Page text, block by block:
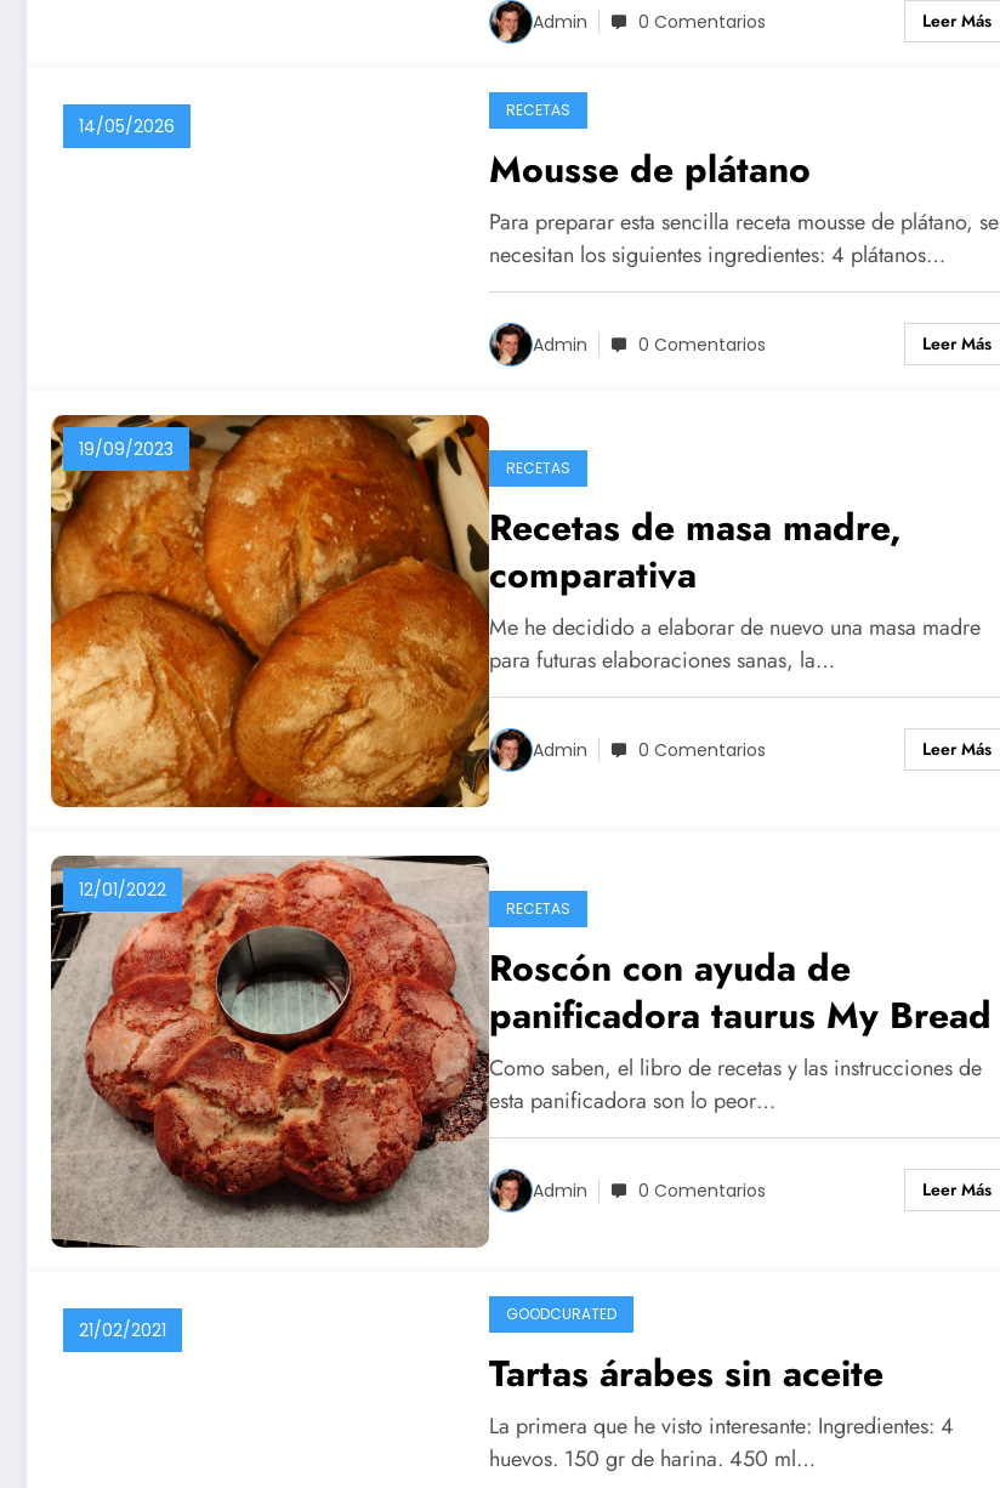
Admin 0 Comentarios Leer Más
14/05/2026
RECETAS
Mousse de plátano
Para preparar esta sencilla receta mousse de plátano, se
necesitan los siguientes ingredientes: 4 plátanos…
Admin 0 Comentarios Leer Más
19/09/2023
RECETAS
Recetas de masa madre,
comparativa
Me he decidido a elaborar de nuevo una masa madre
para futuras elaboraciones sanas, la…
Admin 0 Comentarios Leer Más
12/01/2022
RECETAS
Roscón con ayuda de
panificadora taurus My Bread
Como saben, el libro de recetas y las instrucciones de
esta panificadora son lo peor…
Admin 0 Comentarios Leer Más
21/02/2021
GOODCURATED
Tartas árabes sin aceite
La primera que he visto interesante: Ingredientes: 4
huevos. 150 gr de harina. 450 ml…